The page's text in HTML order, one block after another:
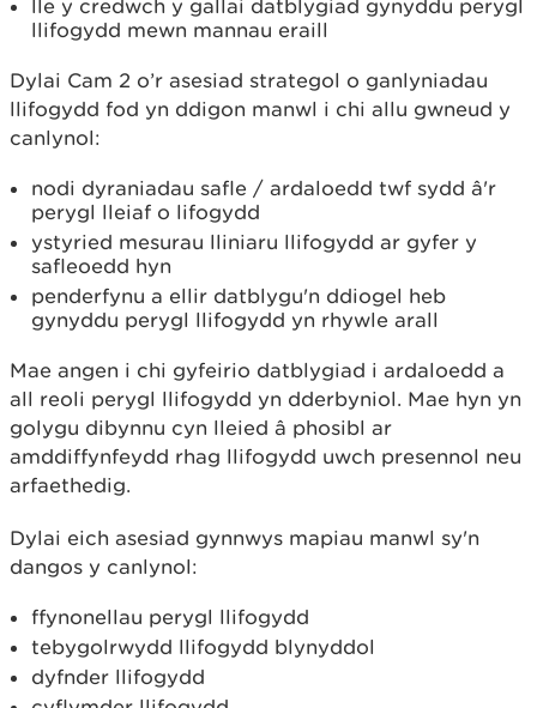
lle y credwch y gallai datblygiad gynyddu perygl
llifogydd mewn mannau eraill
Dylai Cam 2 o’r asesiad strategol o ganlyniadau
llifogydd fod yn ddigon manwl i chi allu gwneud y
canlynol:
nodi dyraniadau safle / ardaloedd twf sydd â'r
perygl lleiaf o lifogydd
ystyried mesurau lliniaru llifogydd ar gyfer y
safleoedd hyn
penderfynu a ellir datblygu'n ddiogel heb
gynyddu perygl llifogydd yn rhywle arall
Mae angen i chi gyfeirio datblygiad i ardaloedd a
all reoli perygl llifogydd yn dderbyniol. Mae hyn yn
golygu dibynnu cyn lleied â phosibl ar
amddiffynfeydd rhag llifogydd uwch presennol neu
arfaethedig.
Dylai eich asesiad gynnwys mapiau manwl sy'n
dangos y canlynol:
ffynonellau perygl llifogydd
tebygolrwydd llifogydd blynyddol
dyfnder llifogydd